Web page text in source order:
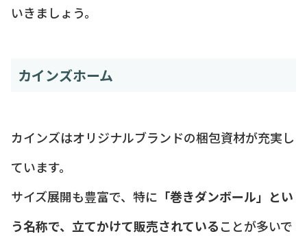
いきましょう。
カインズホーム
カインズはオリジナルブランドの梱包資材が充実し
ています。
サイズ展開も豊富で、特に 「巻きダンボール」とい
う名称で、立てかけて販売されていることが多いで